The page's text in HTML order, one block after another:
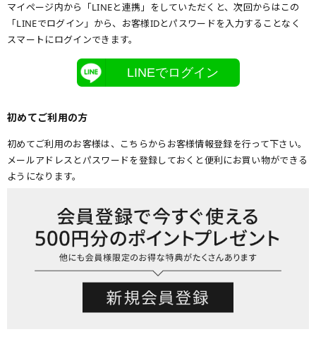
マイページ内から「LINEと連携」をしていただくと、次回からはこの
「LINEでログイン」から、お客様IDとパスワードを入力することなく
スマートにログインできます。
LINEでログイン
初めてご利用の方
初めてご利用のお客様は、こちらからお客様情報登録を行って下さい。
メールアドレスとパスワードを登録しておくと便利にお買い物ができる
ようになります。